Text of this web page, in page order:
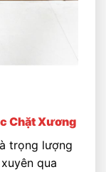
Chặt Xương
trọng lượng
qua